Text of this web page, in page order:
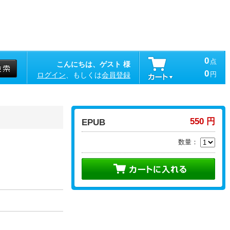
こんにちは、ゲスト 様
ログイン 、もしくは会員登録
0 点
0 円
EPUB 550 円
数量：